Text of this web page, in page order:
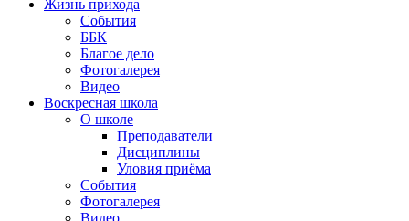
Жизнь прихода
События
ББК
Благое дело
Фотогалерея
Видео
Воскресная школа
О школе
Преподаватели
Дисциплины
Уловия приёма
События
Фотогалерея
Видео